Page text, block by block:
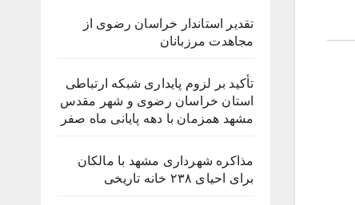
تقدیر استاندار خراسان رضوی از
مجاهدت مرزبانان
تأکید بر لزوم پایداری شبکه ارتباطی
استان خراسان رضوی و شهر مقدس
مشهد همزمان با دهه پایانی ماه صفر
مذاکره شهرداری مشهد با مالکان
برای احیای ۲۳۸ خانه تاریخی